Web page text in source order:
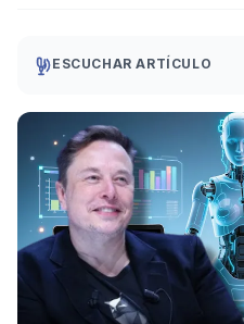
ESCUCHAR ARTÍCULO